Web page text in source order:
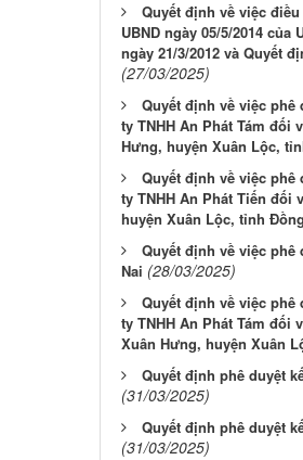
Quyết định về việc
UBND ngày 05/5/2014
ngày 21/3/2012 và Quyết
(27/03/2025)
Quyết định về việc
ty TNHH An Phát Tám
Hưng, huyện Xuân Lộc,
Quyết định về việc
ty TNHH An Phát Tiến
huyện Xuân Lộc, tỉnh
Quyết định về việc phê
Nai (28/03/2025)
Quyết định về việc
ty TNHH An Phát Tám
Xuân Hưng, huyện Xuân
Quyết định phê duyệt
(31/03/2025)
Quyết định phê duyệt
(31/03/2025)